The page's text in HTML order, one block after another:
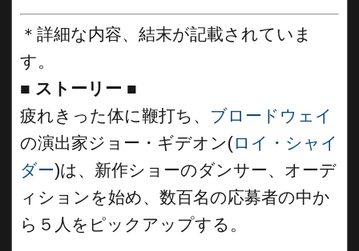
＊詳細な内容、結末が記載されていま
す。
■ ストーリー ■
疲れきった体に鞭打ち、 ブロードウェイ
の演出家ジョー・ギデオン(ロイ・シャイ
ダー)は、新作ショーのダンサー、オーデ
ィションを始め、数百名の応募者の中か
ら５人をピックアップする。